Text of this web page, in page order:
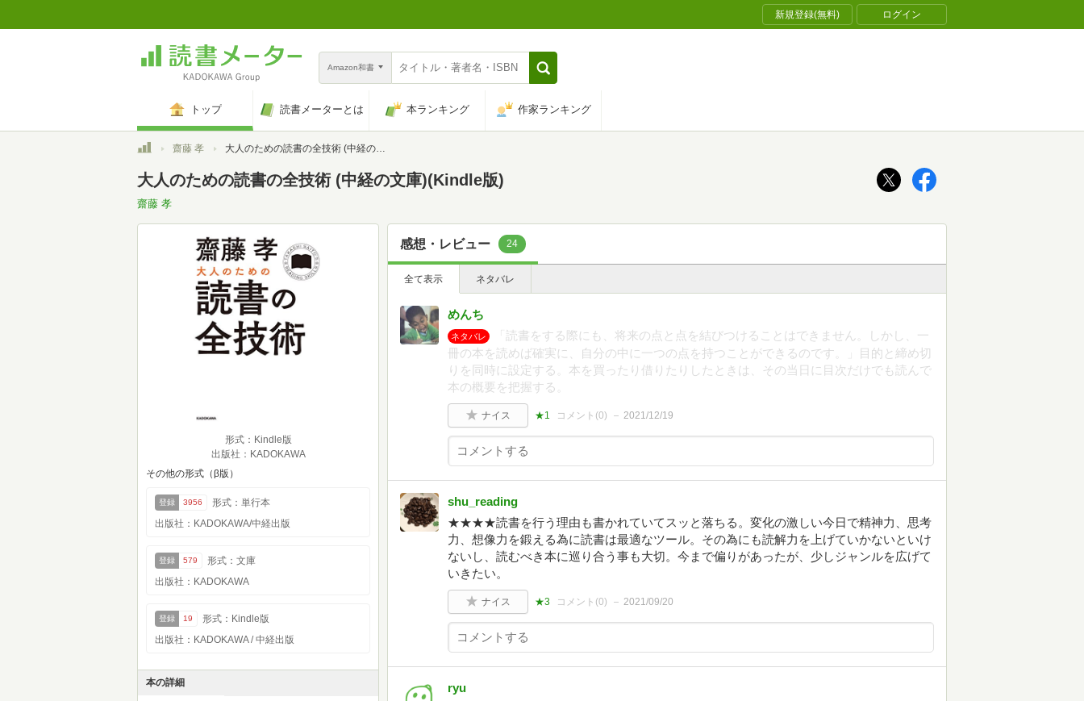
新規登録(無料) ログイン
Amazon和書
トップ 読書メーターとは 本ランキング 作家ランキング
トップ齋藤 孝 大人のための読書の全技術 (中経の文庫)
大人のための読書の全技術 (中経の文庫)(Kindle版)
齋藤 孝
形式：Kindle版
出版社：KADOKAWA
その他の形式（β版）
登録 3956
形式：単行本
出版社：KADOKAWA/中経出版
登録 579
形式：文庫
出版社：KADOKAWA
登録 19
形式：Kindle版
出版社：KADOKAWA / 中経出版
本の詳細
感想・レビュー 24
全て表示 ネタバレ
めんち
ネタバレ
「読書をする際にも、将来の点と点を結びつけることはできません。しかし、一
冊の本を読めば確実に、自分の中に一つの点を持つことができるのです。」目的と締め切
りを同時に設定する。本を買ったり借りたりしたときは、その当日に目次だけでも読んで
本の概要を把握する。
ナイス ★1 コメント(0) 2021/12/19
shu_reading
★★★★読書を行う理由も書かれていてスッと落ちる。変化の激しい今日で精神力、思考
力、想像力を鍛える為に読書は最適なツール。その為にも読解力を上げていかないといけ
ないし、読むべき本に巡り合う事も大切。今まで偏りがあったが、少しジャンルを広げて
いきたい。
ナイス ★3 コメント(0) 2021/09/20
ryu